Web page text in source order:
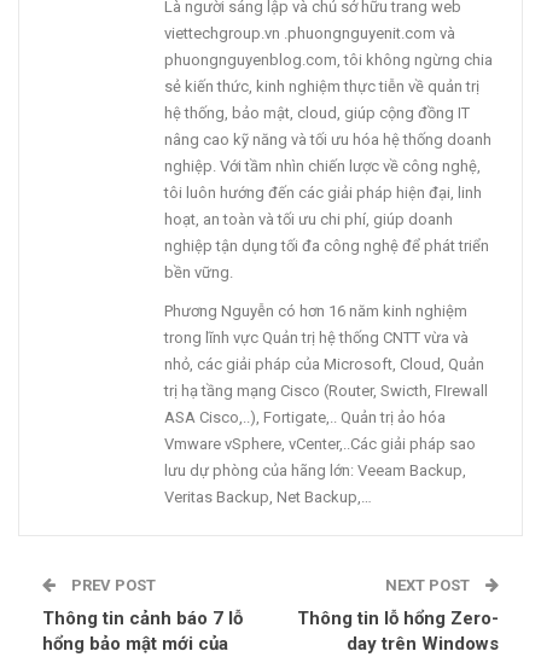
Là người sáng lập và chủ sở hữu trang web
viettechgroup.vn .phuongnguyenit.com và
phuongnguyenblog.com, tôi không ngừng chia
sẻ kiến thức, kinh nghiệm thực tiễn về quản trị
hệ thống, bảo mật, cloud, giúp cộng đồng IT
nâng cao kỹ năng và tối ưu hóa hệ thống doanh
nghiệp. Với tầm nhìn chiến lược về công nghệ,
tôi luôn hướng đến các giải pháp hiện đại, linh
hoạt, an toàn và tối ưu chi phí, giúp doanh
nghiệp tận dụng tối đa công nghệ để phát triển
bền vững.
Phương Nguyễn có hơn 16 năm kinh nghiệm
trong lĩnh vực Quản trị hệ thống CNTT vừa và
nhỏ, các giải pháp của Microsoft, Cloud, Quản
trị hạ tầng mạng Cisco (Router, Swicth, FIrewall
ASA Cisco,..), Fortigate,.. Quản trị ảo hóa
Vmware vSphere, vCenter,..Các giải pháp sao
lưu dự phòng của hãng lớn: Veeam Backup,
Veritas Backup, Net Backup,…
PREV POST
Thông tin cảnh báo 7 lỗ
hổng bảo mật mới của
NEXT POST
Thông tin lỗ hổng Zero-
day trên Windows